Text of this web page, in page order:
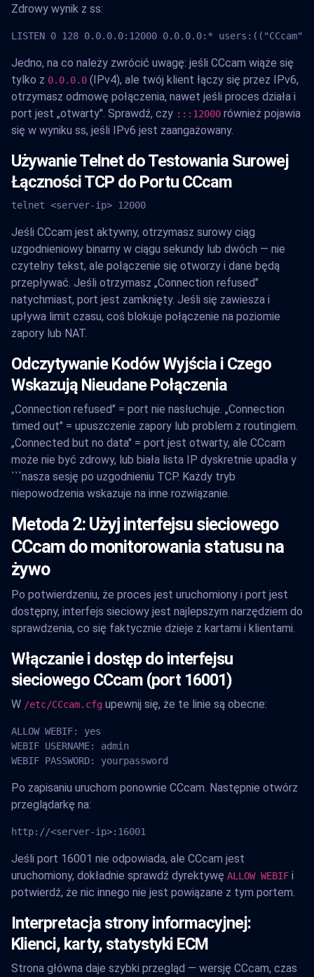
Zdrowy wynik z ss:
LISTEN 0 128 0.0.0.0:12000 0.0.0.0:*
Jedno, na co należy zwrócić uwagę: jeśli CCcam wiąże się
tylko z 0.0.0.0 (IPv4), ale twój klient łączy się przez IPv6,
otrzymasz odmowę połączenia, nawet jeśli proces działa i
port jest „otwarty". Sprawdź, czy :::12000 również pojawia
się w wyniku ss, jeśli IPv6 jest zaangażowany.
Używanie Telnet do Testowania Surowej
Łączności TCP do Portu CCcam
telnet <server-ip> 12000
Jeśli CCcam jest aktywny, otrzymasz surowy ciąg
uzgodnieniowy binarny w ciągu sekundy lub dwóch — nie
czytelny tekst, ale połączenie się otworzy i dane będą
przepływać. Jeśli otrzymasz „Connection refused"
natychmiast, port jest zamknięty. Jeśli się zawiesza i
upływa limit czasu, coś blokuje połączenie na poziomie
zapory lub NAT.
Odczytywanie Kodów Wyjścia i Czego
Wskazują Nieudane Połączenia
„Connection refused" = port nie nasłuchuje. „Connection
timed out" = upuszczenie zapory lub problem z routingiem.
„Connected but no data" = port jest otwarty, ale CCcam
może nie być zdrowy, lub biała lista IP dyskretnie upadła y
```nasza sesję po uzgodnieniu TCP. Każdy tryb
niepowodzenia wskazuje na inne rozwiązanie.
Metoda 2: Użyj interfejsu sieciowego
CCcam do monitorowania statusu na
żywo
Po potwierdzeniu, że proces jest uruchomiony i port jest
dostępny, interfejs sieciowy jest najlepszym narzędziem do
sprawdzenia, co się faktycznie dzieje z kartami i klientami.
Włączanie i dostęp do interfejsu
sieciowego CCcam (port 16001)
W /etc/CCcam.cfg upewnij się, że te linie są obecne:
ALLOW WEBIF: yes
WEBIF USERNAME: admin
WEBIF PASSWORD: yourpassword
Po zapisaniu uruchom ponownie CCcam. Następnie otwórz
przeglądarkę na:
http://<server-ip>:16001
Jeśli port 16001 nie odpowiada, ale CCcam jest
uruchomiony, dokładnie sprawdź dyrektywę ALLOW WEBIF i
potwierdź, że nic innego nie jest powiązane z tym portem.
Interpretacja strony informacyjnej:
Klienci, karty, statystyki ECM
Strona główna daje szybki przegląd — wersję CCcam, czas